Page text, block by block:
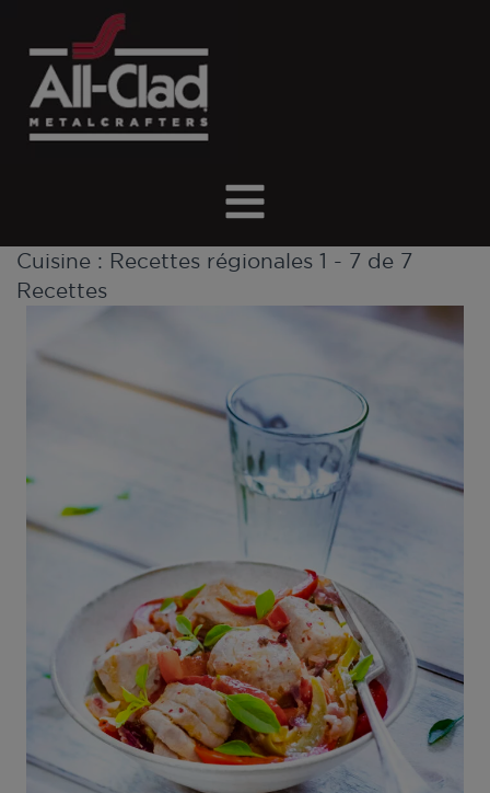
Cuisine : Recettes régionales 1 - 7 de 7
Recettes